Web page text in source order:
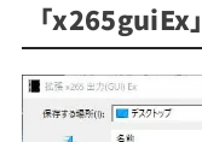
「x265guiEx